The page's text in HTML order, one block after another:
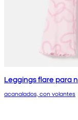
Leggings flare para
acanalados, con volantes